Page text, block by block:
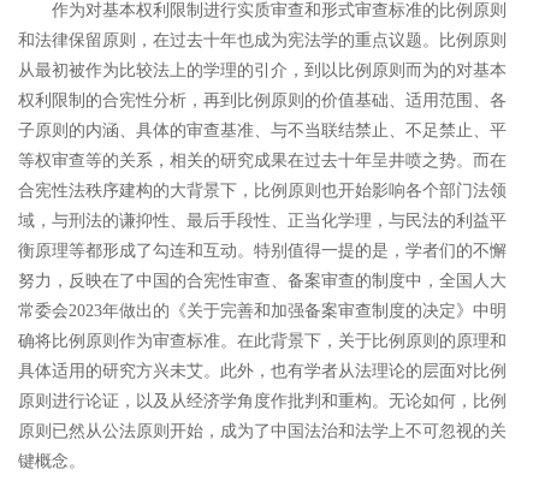
作为对基本权利限制进行实质审查和形式审查标准的比例原则
和法律保留原则，在过去十年也成为宪法学的重点议题。比例原则
从最初被作为比较法上的学理的引介，到以比例原则而为的对基本
权利限制的合宪性分析，再到比例原则的价值基础、适用范围、各
子原则的内涵、具体的审查基准、与不当联结禁止、不足禁止、平
等权审查等的关系，相关的研究成果在过去十年呈井喷之势。 而在
合宪性法秩序建构的大背景下，比例原则也开始影响各个部门法领
域，与刑法的谦抑性、最后手段性、正当化学理，与民法的利益平
衡原理等都形成了勾连和互动。 特别值得一提的是，学者们的不懈
努力，反映在了中国的合宪性审查、备案审查的制度中，全国人大
常委会2023年做出的《关于完善和加强备案审查制度的决定》中明
确将比例原则作为审查标准。在此背景下，关于比例原则的原理和
具体适用的研究方兴未艾。 此外，也有学者从法理论的层面对比例
原则进行论证，以及从经济学角度作批判和重构。 无论如何，比例
原则已然从公法原则开始，成为了中国法治和法学上不可忽视的关
键概念。